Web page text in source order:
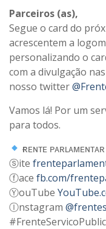
Parceiros (as),
Segue o card do
acrescentem a
personalizando o
com a divulgação
nosso twitter
Vamos lá! Por um
para todos.
ғʀᴇɴᴛᴇ
ⓢite
ⓕace fb.com/
ⓎouTube
Ⓘnstagram